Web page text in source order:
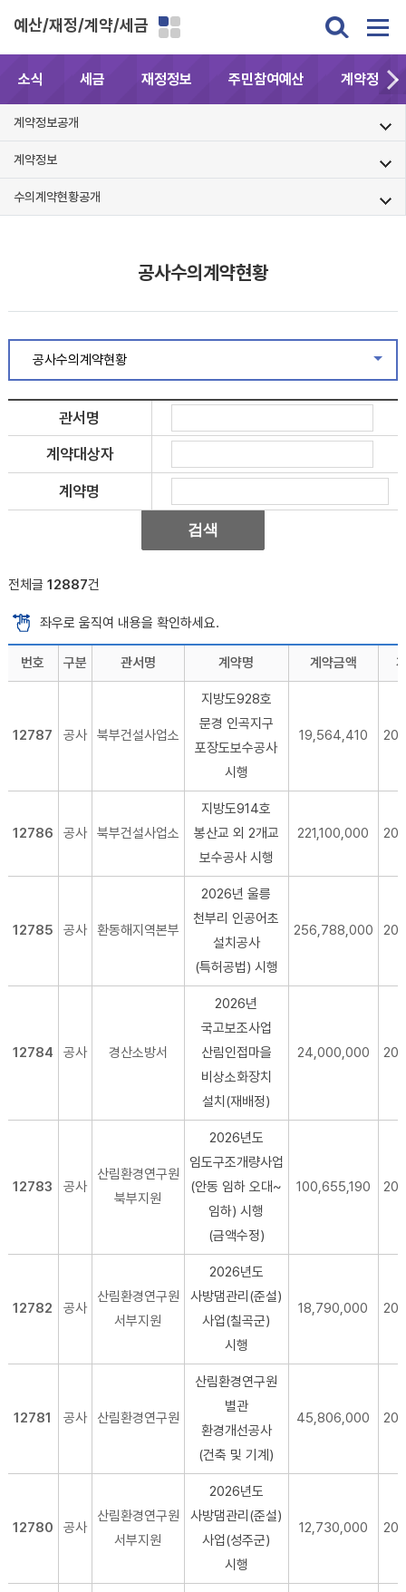
예산/재정/계약/세금
소식 세금 재정정보 주민참여예산 계약정보
계약정보공개
계약정보
수의계약현황공개
공사수의계약현황
공사수의계약현황
관서명
계약대상자
계약명
전체글 12887건
좌우로 움직여 내용을 확인하세요.
번호 구분 관서명 계약명 계약금액
12787 공사 북부건설사업소
지방도928호
문경 인곡지구
포장도보수공사
시행
19,564,410
12786 공사 북부건설사업소
지방도914호
봉산교 외 2개교
보수공사 시행
221,100,000
12785 공사 환동해지역본부
2026년 울릉
천부리 인공어초
설치공사
(특허공법) 시행
256,788,000
12784 공사 경산소방서
2026년
국고보조사업
산림인접마을
비상소화장치
설치(재배정)
24,000,000
12783 공사
산림환경연구원
북부지원
2026년도
임도구조개량사업
(안동 임하 오대~
임하) 시행
(금액수정)
100,655,190
12782 공사
산림환경연구원
서부지원
2026년도
사방댐관리(준설)
사업(칠곡군)
시행
18,790,000
12781 공사 산림환경연구원
산림환경연구원
별관
환경개선공사
(건축 및 기계)
45,806,000
12780 공사
산림환경연구원
서부지원
2026년도
사방댐관리(준설)
사업(성주군)
시행
12,730,000